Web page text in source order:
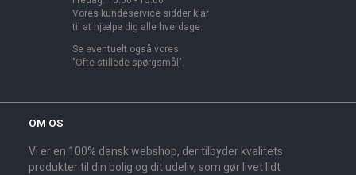
Vores kundeservice sidder klar
til at hjælpe dig alle hverdage.
Se eventuelt også vores
"Ofte stillede spørgsmål ".
OM OS
Vi er en 100% dansk webshop, der tilbyder kvalitets
produkter til din bolig og dit udeliv, som gør livet lidt